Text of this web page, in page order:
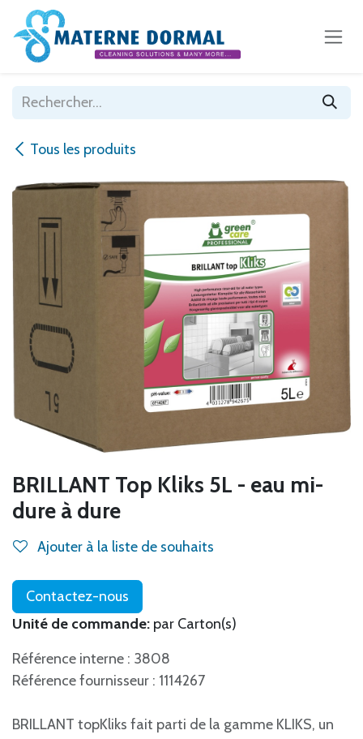
Se rendre au contenu
Tous les produits
BRILLANT Top Kliks 5L - eau mi-
dure à dure
Ajouter à la liste de souhaits
Contactez-nous
Unité de commande: par Carton(s)
Référence interne : 3808
Référence fournisseur : 1114267
BRILLANT topKliks fait parti de la gamme KLIKS, un